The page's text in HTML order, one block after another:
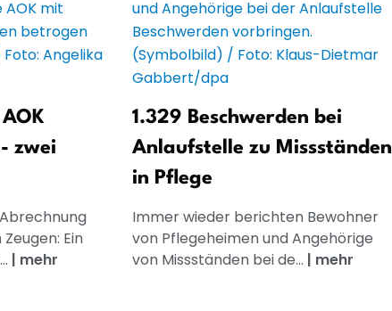
zwei
Ein
| mehr
1.329 Beschwerden bei
Anlaufstelle zu Missständen
in Pflege
Immer wieder berichten Bewohner
von Pflegeheimen und Angehörige
von Missständen bei de... | mehr